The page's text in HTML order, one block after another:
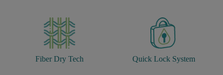
Fiber Dry Tech Quick Lock System